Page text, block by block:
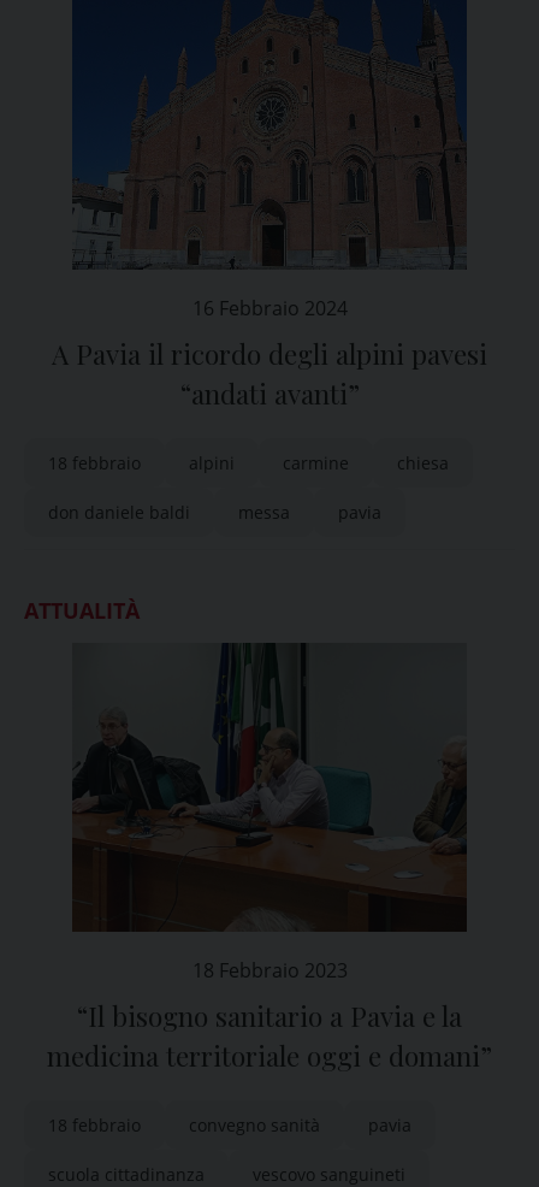
16 Febbraio 2024
A Pavia il ricordo degli alpini pavesi
“andati avanti”
18 febbraio alpini carmine chiesa
don daniele baldi messa pavia
ATTUALITÀ
18 Febbraio 2023
“Il bisogno sanitario a Pavia e la
medicina territoriale oggi e domani”
18 febbraio convegno sanità pavia
scuola cittadinanza vescovo sanguineti